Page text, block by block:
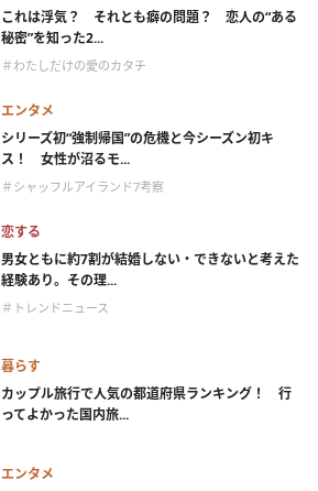
これは浮気？ それとも癖の問題？ 恋人の“ある
秘密”を知った2...
＃わたしだけの愛のカタチ
エンタメ
シリーズ初“強制帰国”の危機と今シーズン初キ
ス！ 女性が沼るモ...
＃シャッフルアイランド7考察
恋する
男女ともに約7割が結婚しない・できないと考えた
経験あり。その理...
＃トレンドニュース
暮らす
カップル旅行で人気の都道府県ランキング！ 行
ってよかった国内旅...
エンタメ